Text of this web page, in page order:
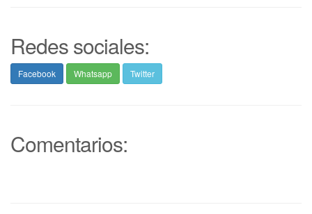
Redes sociales:
Facebook Whatsapp Twitter
Comentarios: